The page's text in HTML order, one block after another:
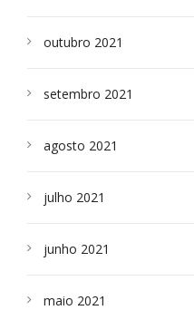
outubro 2021
setembro 2021
agosto 2021
julho 2021
junho 2021
maio 2021